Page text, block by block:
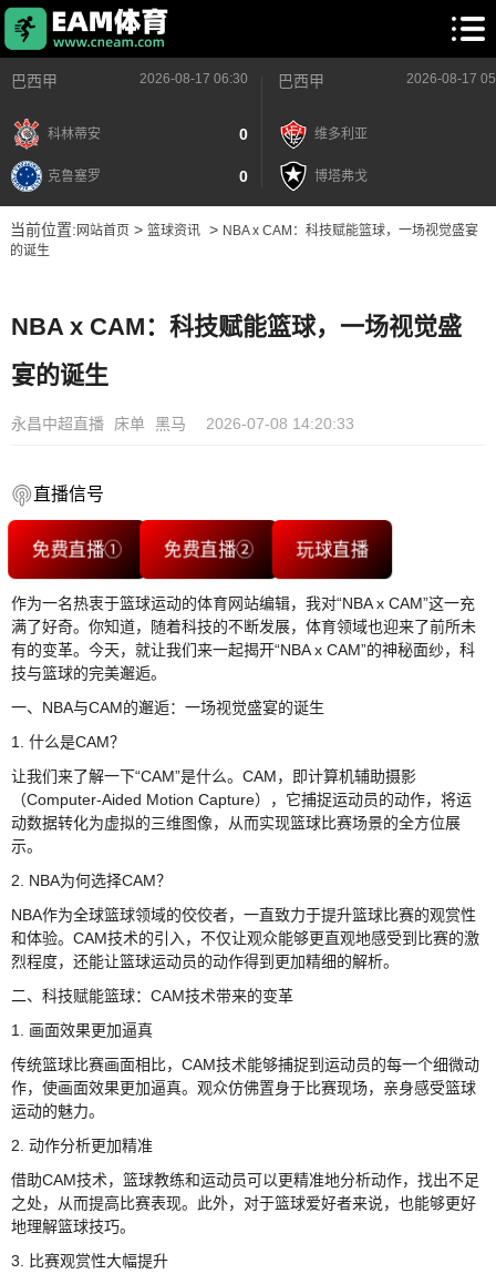
巴西甲 2026-08-17 06:30
科林蒂安 0
克鲁塞罗 0
巴西甲 2026-08-17
维多利亚
博塔弗戈
当前位置: 网站首页> 篮球资讯> NBA x CAM：科技赋能篮球，一场视觉盛宴
的诞生
NBA x CAM：科技赋能篮球，一场视觉盛
宴的诞生
永昌中超直播 床单 黑马 2026-07-08 14:20:33
直播信号
免费直播① 免费直播② 玩球直播
作为一名热衷于篮球运动的体育网站编辑，我对“NBA x CAM”这一充
满了好奇。你知道，随着科技的不断发展，体育领域也迎来了前所未
有的变革。今天，就让我们来一起揭开“NBA x CAM”的神秘面纱，科
技与篮球的完美邂逅。
一、NBA与CAM的邂逅：一场视觉盛宴的诞生
1. 什么是CAM？
让我们来了解一下“CAM”是什么。CAM，即计算机辅助摄影
（Computer-Aided Motion Capture），它捕捉运动员的动作，将运
动数据转化为虚拟的三维图像，从而实现篮球比赛场景的全方位展
示。
2. NBA为何选择CAM？
NBA作为全球篮球领域的佼佼者，一直致力于提升篮球比赛的观赏性
和体验。CAM技术的引入，不仅让观众能够更直观地感受到比赛的激
烈程度，还能让篮球运动员的动作得到更加精细的解析。
二、科技赋能篮球：CAM技术带来的变革
1. 画面效果更加逼真
传统篮球比赛画面相比，CAM技术能够捕捉到运动员的每一个细微动
作，使画面效果更加逼真。观众仿佛置身于比赛现场，亲身感受篮球
运动的魅力。
2. 动作分析更加精准
借助CAM技术，篮球教练和运动员可以更精准地分析动作，找出不足
之处，从而提高比赛表现。此外，对于篮球爱好者来说，也能够更好
地理解篮球技巧。
3. 比赛观赏性大幅提升